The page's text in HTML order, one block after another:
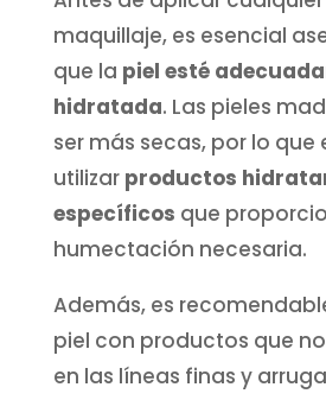
maquillaje, es esencial
que la piel esté
hidratada. Las pieles
ser más secas, por lo
utilizar productos
específicos que
humectación necesaria.
Además, es
piel con productos que
en las líneas finas y